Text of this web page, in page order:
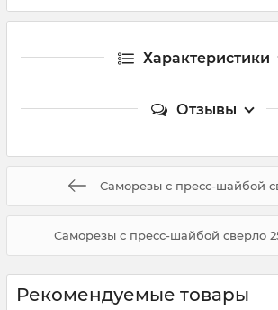
Характеристики
Отзывы
Саморезы с пресс-шайбой
Саморезы с пресс-шайбой сверло
Рекомендуемые товары